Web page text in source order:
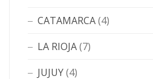
CATAMARCA(4)
LA RIOJA(7)
JUJUY(4)